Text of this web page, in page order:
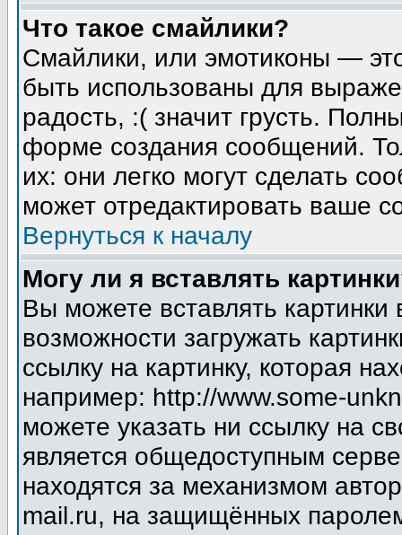
Что такое смайлики?
Смайлики, или эмотиконы —
быть использованы для
радость, :( значит грусть.
форме создания сообщений.
их: они легко могут сделать
может отредактировать ваше
Вернуться к началу
Могу ли я вставлять
Вы можете вставлять
возможности загружать
ссылку на картинку, которая
например: http://www.some-
можете указать ни ссылку на
является общедоступным
находятся за механизмом
mail.ru, на защищённых